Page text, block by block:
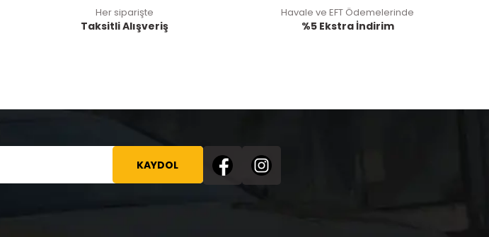
Her siparişte
Taksitli Alışveriş
Havale ve EFT Ödemelerinde
%5 Ekstra İndirim
KAYDOL